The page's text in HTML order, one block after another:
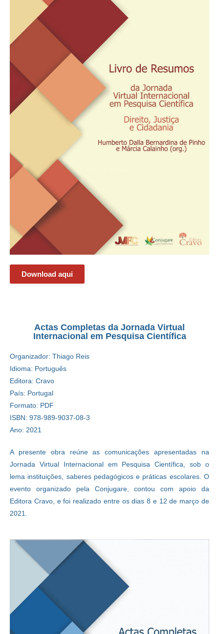
Download aqui
Actas Completas da Jornada Virtual
Internacional em Pesquisa Científica
Organizador: Thiago Reis
Idioma: Português
Editora: Cravo
País: Portugal
Formato: PDF
ISBN: 978-989-9037-08-3
Ano: 2021
A presente obra reúne as comunicações apresentadas na
Jornada Virtual Internacional em Pesquisa Científica, sob o
lema instituições, saberes pedagógicos e práticas escolares. O
evento organizado pela Conjugare, contou com apoio da
Editora Cravo, e foi realizado entre os dias 8 e 12 de março de
2021.